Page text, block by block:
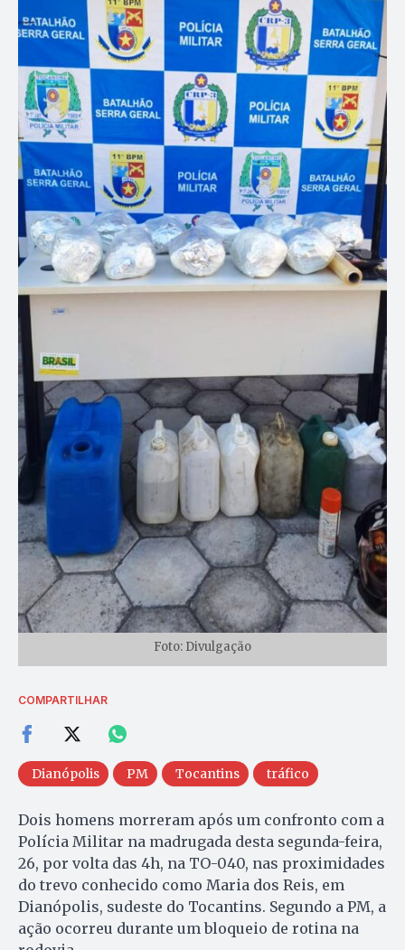
Foto: Divulgação
COMPARTILHAR
Dianópolis PM Tocantins tráfico
Dois homens morreram após um confronto com a
Polícia Militar na madrugada desta segunda-feira,
26, por volta das 4h, na TO-040, nas proximidades
do trevo conhecido como Maria dos Reis, em
Dianópolis, sudeste do Tocantins. Segundo a PM, a
ação ocorreu durante um bloqueio de rotina na